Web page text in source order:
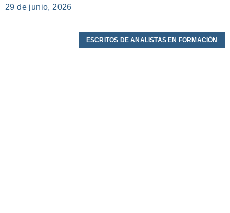
29 de junio, 2026
ESCRITOS DE ANALISTAS EN FORMACIÓN